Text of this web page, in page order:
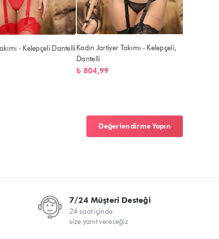
- Kelepçeli Dantelli Kadın Jartiyer Takımı - Kelepçeli,
Dantelli
₺ 804,99
Değerlendirme Yapın
7/24 Müşteri Desteği
24 saat içinde
size yanıt vereceğiz